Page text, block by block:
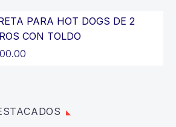
PARA HOT DOGS DE 2
CON TOLDO